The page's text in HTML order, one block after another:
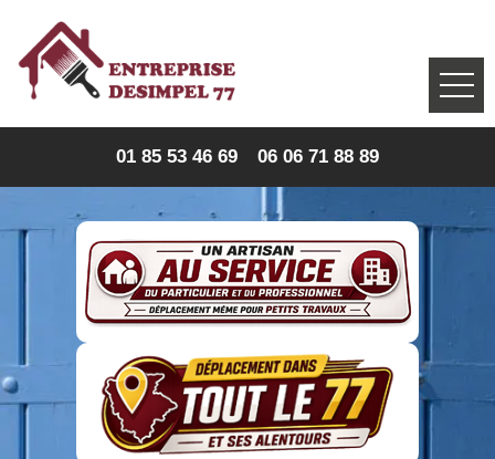
01 85 53 46 69 06 06 71 88 89